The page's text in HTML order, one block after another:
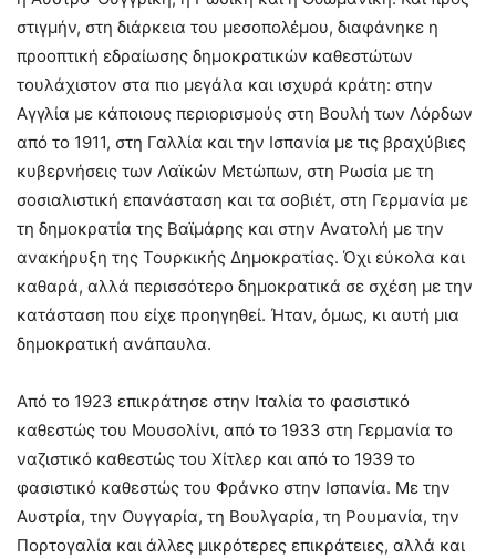
στιγμήν, στη διάρκεια του μεσοπολέμου, διαφάνηκε η
προοπτική εδραίωσης δημοκρατικών καθεστώτων
τουλάχιστον στα πιο μεγάλα και ισχυρά κράτη: στην
Αγγλία με κάποιους περιορισμούς στη Βουλή των Λόρδων
από το 1911, στη Γαλλία και την Ισπανία με τις βραχύβιες
κυβερνήσεις των Λαϊκών Μετώπων, στη Ρωσία με τη
σοσιαλιστική επανάσταση και τα σοβιέτ, στη Γερμανία με
τη δημοκρατία της Βαϊμάρης και στην Ανατολή με την
ανακήρυξη της Τουρκικής Δημοκρατίας. Όχι εύκολα και
καθαρά, αλλά περισσότερο δημοκρατικά σε σχέση με την
κατάσταση που είχε προηγηθεί. Ήταν, όμως, κι αυτή μια
δημοκρατική ανάπαυλα.
Από το 1923 επικράτησε στην Ιταλία το φασιστικό
καθεστώς του Μουσολίνι, από το 1933 στη Γερμανία το
ναζιστικό καθεστώς του Χίτλερ και από το 1939 το
φασιστικό καθεστώς του Φράνκο στην Ισπανία. Με την
Αυστρία, την Ουγγαρία, τη Βουλγαρία, τη Ρουμανία, την
Πορτογαλία και άλλες μικρότερες επικράτειες, αλλά και